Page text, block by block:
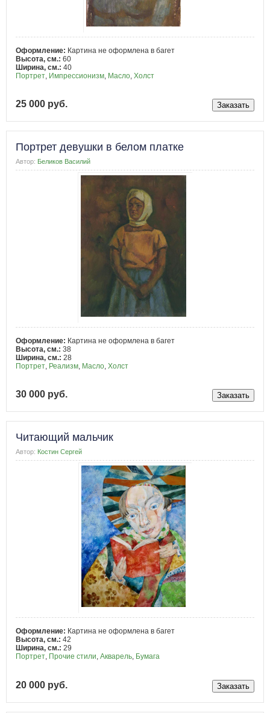
Оформление: Картина не оформлена в багет
Высота, см.: 60
Ширина, см.: 40
Портрет Импрессионизм Масло Холст
25 000 руб.
Портрет девушки в белом платке
Автор: Беликов Василий
Оформление: Картина не оформлена в багет
Высота, см.: 38
Ширина, см.: 28
Портрет, Реализм, Масло, Холст
30 000 руб.
Читающий мальчик
Автор: Костин Сергей
Оформление: Картина не оформлена в багет
Высота, см.: 42
Ширина, см.: 29
Портрет, Прочие стили, Акварель, Бумага
20 000 руб.